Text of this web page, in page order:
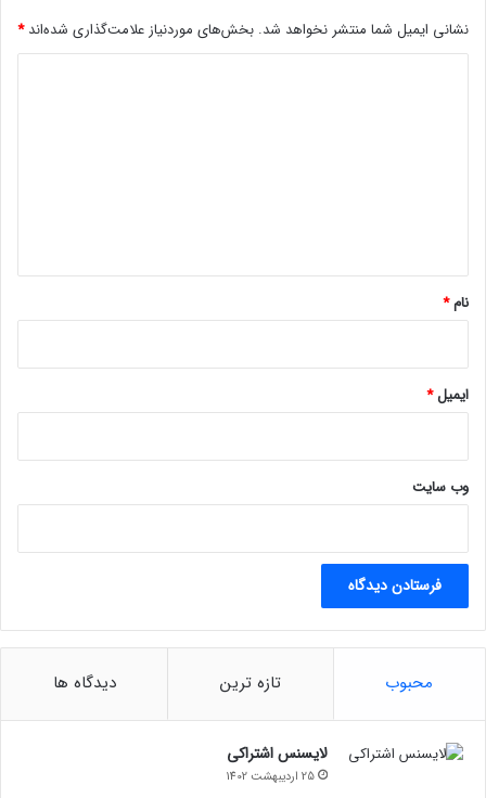
ک
ن
پ
ی
د
ک
ر
د
نشانی ایمیل شما منتشر نخواهد شد. بخش‌های موردنیاز علامت‌گذاری شده‌اند*
نام*
ایمیل*
وب‌ سایت
محبوب تازه ترین دیدگاه ها
لایسنس اشتراکی
25 اردیبهشت 1402